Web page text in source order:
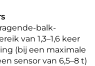
balk-
van 1,3–1,6 keer
(bij een maximale
sensor van 6,5–8 t)